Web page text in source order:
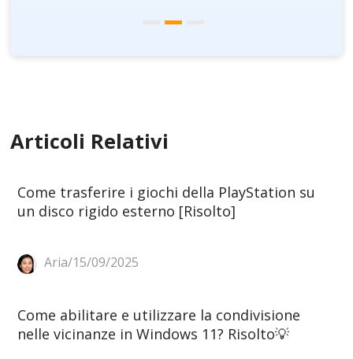
Articoli Relativi
Come trasferire i giochi della PlayStation su
un disco rigido esterno [Risolto]
Aria/15/09/2025
Come abilitare e utilizzare la condivisione
nelle vicinanze in Windows 11? Risolto💡